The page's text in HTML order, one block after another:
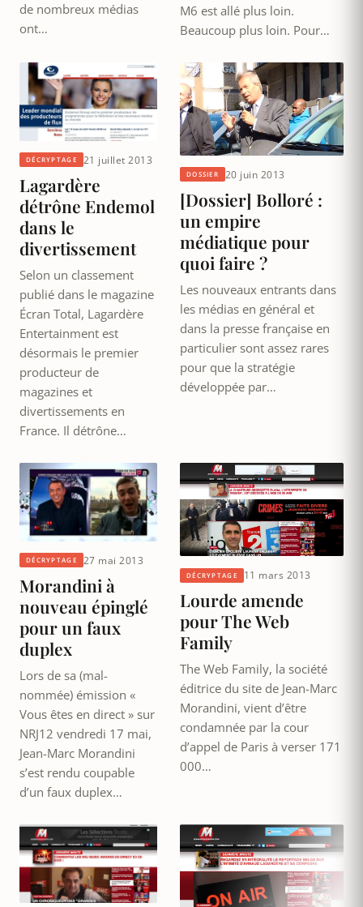
de nombreux médias
ont…
M6 est allé plus loin.
Beaucoup plus loin. Pour…
DÉCRYPTAGE 21 juillet 2013
Lagardère
détrône Endemol
dans le
divertissement
Selon un classement
publié dans le magazine
Écran Total, Lagardère
Entertainment est
désormais le premier
producteur de
magazines et
divertissements en
France. Il détrône…
DOSSIER 20 juin 2013
[Dossier] Bolloré :
un empire
médiatique pour
quoi faire ?
Les nouveaux entrants dans
les médias en général et
dans la presse française en
particulier sont assez rares
pour que la stratégie
développée par…
DÉCRYPTAGE 27 mai 2013
Morandini à
nouveau épinglé
pour un faux
duplex
Lors de sa (mal-
nommée) émission «
Vous êtes en direct » sur
NRJ12 vendredi 17 mai,
Jean-Marc Morandini
s’est rendu coupable
d’un faux duplex…
DÉCRYPTAGE 11 mars 2013
Lourde amende
pour The Web
Family
The Web Family, la société
éditrice du site de Jean-Marc
Morandini, vient d’être
condamnée par la cour
d’appel de Paris à verser 171
000…